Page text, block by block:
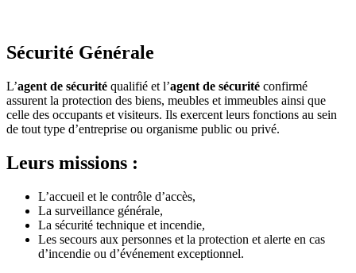
Sécurité Générale
L’agent de sécurité qualifié et l’agent de sécurité confirmé
assurent la protection des biens, meubles et immeubles ainsi que
celle des occupants et visiteurs. Ils exercent leurs fonctions au sein
de tout type d’entreprise ou organisme public ou privé.
Leurs missions :
L’accueil et le contrôle d’accès,
La surveillance générale,
La sécurité technique et incendie,
Les secours aux personnes et la protection et alerte en cas
d’incendie ou d’événement exceptionnel.